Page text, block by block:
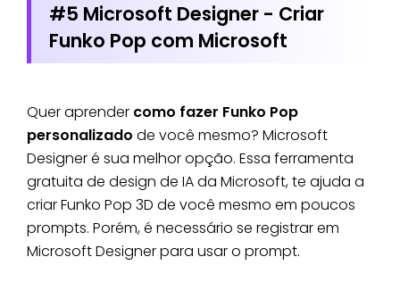
#5 Microsoft Designer - Criar
Funko Pop com Microsoft
Quer aprender como fazer Funko Pop
personalizado de você mesmo? Microsoft
Designer é sua melhor opção. Essa ferramenta
gratuita de design de IA da Microsoft, te ajuda a
criar Funko Pop 3D de você mesmo em poucos
prompts. Porém, é necessário se registrar em
Microsoft Designer para usar o prompt.